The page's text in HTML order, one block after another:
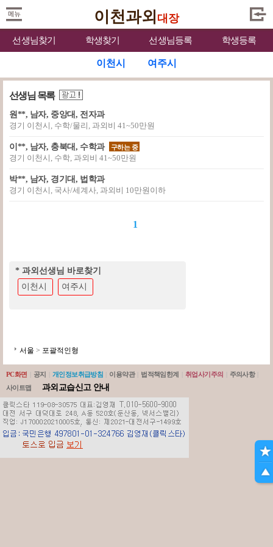
이천과외 대장
선생님찾기 학생찾기 선생님등록 학생등록
이천시 여주시
선생님 목록
원**, 남자, 중앙대, 전자과
경기 이천시, 수학/물리, 과외비 41~50만원
이**, 남자, 충북대, 수학과 구하는 중
경기 이천시, 수학, 과외비 41~50만원
박**, 남자, 경기대, 법학과
경기 이천시, 국사/세계사, 과외비 10만원이하
1
* 과외선생님 바로찾기
이천시
여주시
서울 > 포괄적인형
PC화면 공지 개인정보취급방침 이용약관 법적책임한계 취업사기주의 주의사항
사이트맵
과외교습신고 안내